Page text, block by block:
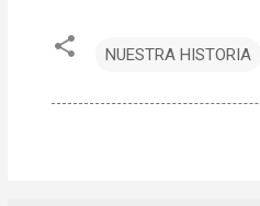
NUESTRA HISTORIA